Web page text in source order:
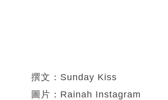
撰文：Sunday Kiss
圖片：Rainah Instagram